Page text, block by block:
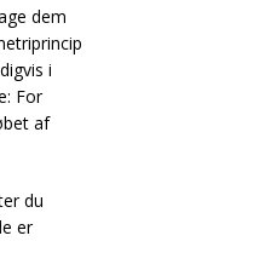
dem
i
For
af
du
er